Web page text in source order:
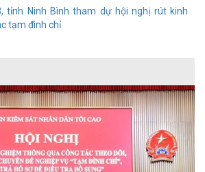
tỉnh Ninh Bình tham dự hội nghị rút kinh
tạm đình chỉ